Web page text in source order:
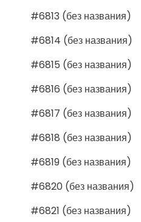
#6813 (без названия)
#6814 (без названия)
#6815 (без названия)
#6816 (без названия)
#6817 (без названия)
#6818 (без названия)
#6819 (без названия)
#6820 (без названия)
#6821 (без названия)